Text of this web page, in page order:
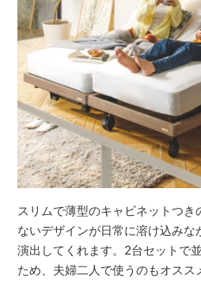
スリムで薄型のキャビネットつ
ないデザインが日常に溶け込みな
演出してくれます。2台セットで
ため、夫婦二人で使うのもオスス